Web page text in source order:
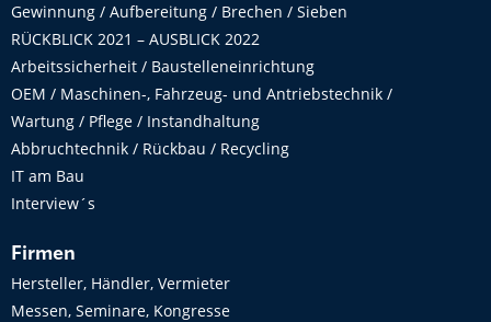
Gewinnung / Aufbereitung / Brechen / Sieben
RÜCKBLICK 2021 – AUSBLICK 2022
Arbeitssicherheit / Baustelleneinrichtung
OEM / Maschinen-, Fahrzeug- und Antriebstechnik /
Wartung / Pflege / Instandhaltung
Abbruchtechnik / Rückbau / Recycling
IT am Bau
Interview´s
Firmen
Hersteller, Händler, Vermieter
Messen, Seminare, Kongresse